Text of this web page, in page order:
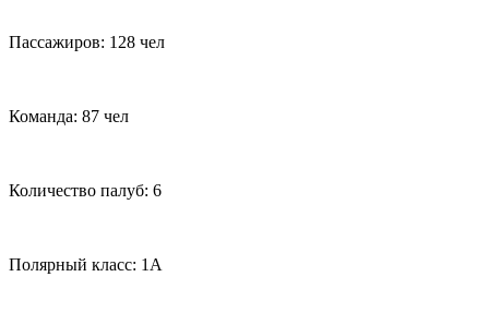
Пассажиров: 128 чел
Команда: 87 чел
Количество палуб: 6
Полярный класс: 1А